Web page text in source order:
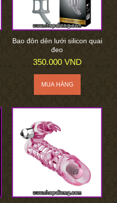
Bao đôn dên lưới silicon quai
đeo
350.000 VND